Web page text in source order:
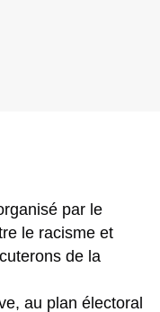
par le
le racisme et
de la
au plan électoral